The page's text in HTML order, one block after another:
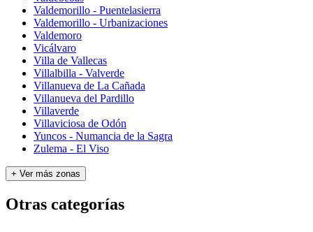
Valdemorillo - Puentelasierra
Valdemorillo - Urbanizaciones
Valdemoro
Vicálvaro
Villa de Vallecas
Villalbilla - Valverde
Villanueva de La Cañada
Villanueva del Pardillo
Villaverde
Villaviciosa de Odón
Yuncos - Numancia de la Sagra
Zulema - El Viso
+ Ver más zonas
Otras categorías